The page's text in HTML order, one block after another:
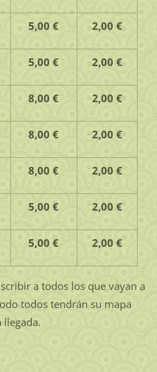
5,00 € 2,00 €
5,00 € 2,00 €
8,00 € 2,00 €
8,00 € 2,00 €
8,00 € 2,00 €
5,00 € 2,00 €
5,00 € 2,00 €
a todos los que vayan a
todos tendrán su mapa